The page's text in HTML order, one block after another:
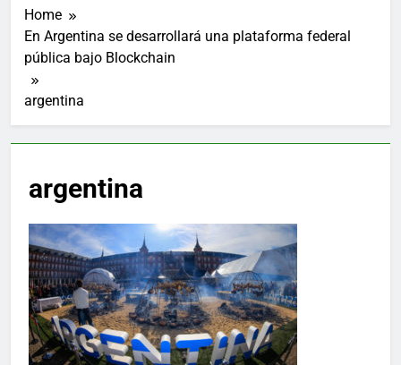
Home
En Argentina se desarrollará una plataforma federal
pública bajo Blockchain
argentina
argentina